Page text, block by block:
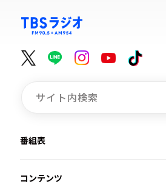
番組表
コンテンツ